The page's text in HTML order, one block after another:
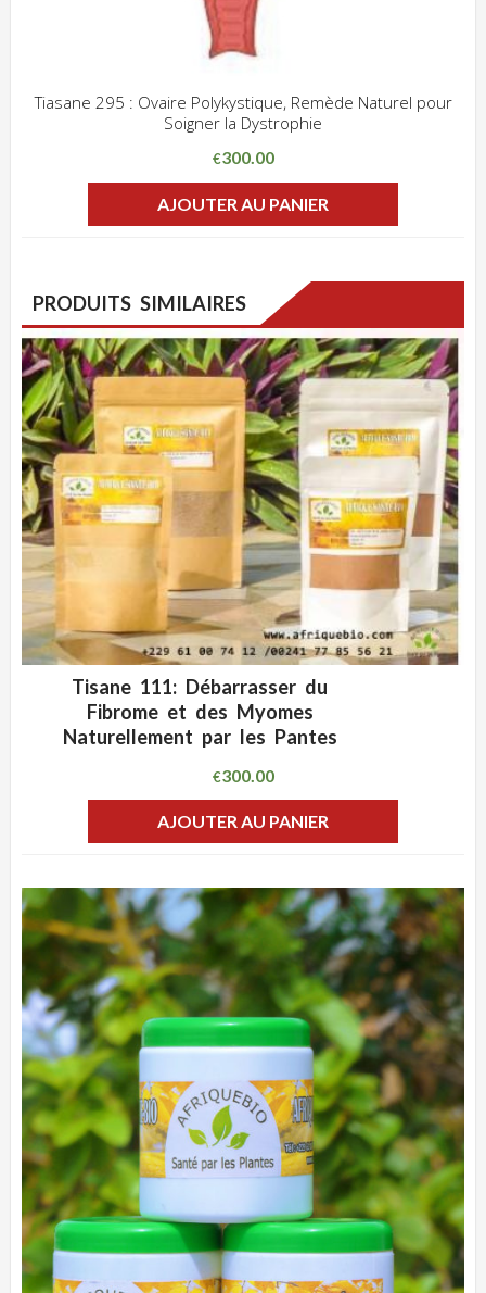
Tiasane 295 : Ovaire Polykystique, Remède Naturel pour
Soigner la Dystrophie
€300.00
AJOUTER AU PANIER
PRODUITS SIMILAIRES
ADD WISHLIST
Tisane 111: Débarrasser du
Fibrome et des Myomes
Naturellement par les Pantes
€300.00
AJOUTER AU PANIER